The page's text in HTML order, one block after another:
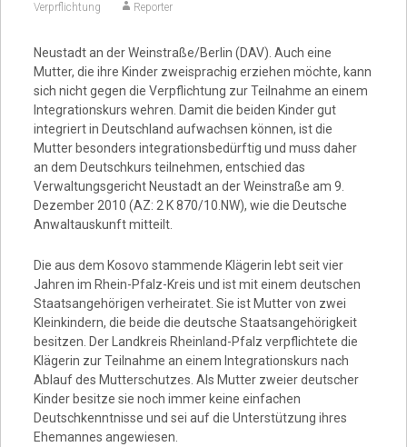
Verprflichtung Reporter
Neustadt an der Weinstraße/Berlin (DAV). Auch eine
Mutter, die ihre Kinder zweisprachig erziehen möchte, kann
sich nicht gegen die Verpflichtung zur Teilnahme an einem
Integrationskurs wehren. Damit die beiden Kinder gut
integriert in Deutschland aufwachsen können, ist die
Mutter besonders integrationsbedürftig und muss daher
an dem Deutschkurs teilnehmen, entschied das
Verwaltungsgericht Neustadt an der Weinstraße am 9.
Dezember 2010 (AZ: 2 K 870/10.NW), wie die Deutsche
Anwaltauskunft mitteilt.
Die aus dem Kosovo stammende Klägerin lebt seit vier
Jahren im Rhein-Pfalz-Kreis und ist mit einem deutschen
Staatsangehörigen verheiratet. Sie ist Mutter von zwei
Kleinkindern, die beide die deutsche Staatsangehörigkeit
besitzen. Der Landkreis Rheinland-Pfalz verpflichtete die
Klägerin zur Teilnahme an einem Integrationskurs nach
Ablauf des Mutterschutzes. Als Mutter zweier deutscher
Kinder besitze sie noch immer keine einfachen
Deutschkenntnisse und sei auf die Unterstützung ihres
Ehemannes angewiesen.